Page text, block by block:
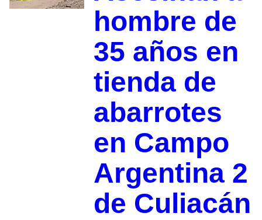
hombre de
35 años en
tienda de
abarrotes
en Campo
Argentina 2
de Culiacán